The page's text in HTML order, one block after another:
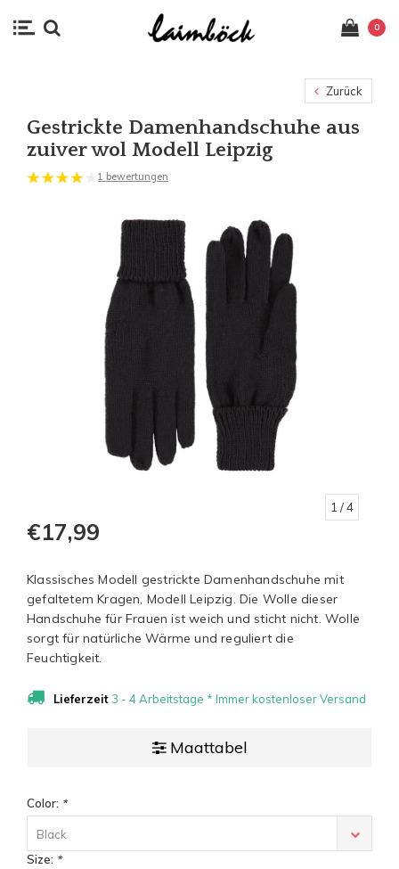
0
Zurück
Gestrickte Damenhandschuhe aus
zuiver wol Modell Leipzig
1 bewertungen
1 / 4
€17,99
Klassisches Modell gestrickte Damenhandschuhe mit
gefaltetem Kragen, Modell Leipzig. Die Wolle dieser
Handschuhe für Frauen ist weich und sticht nicht. Wolle
sorgt für natürliche Wärme und reguliert die
Feuchtigkeit.
Lieferzeit 3 - 4 Arbeitstage * Immer kostenloser Versand
Maattabel
Color: *
Black
Size: *